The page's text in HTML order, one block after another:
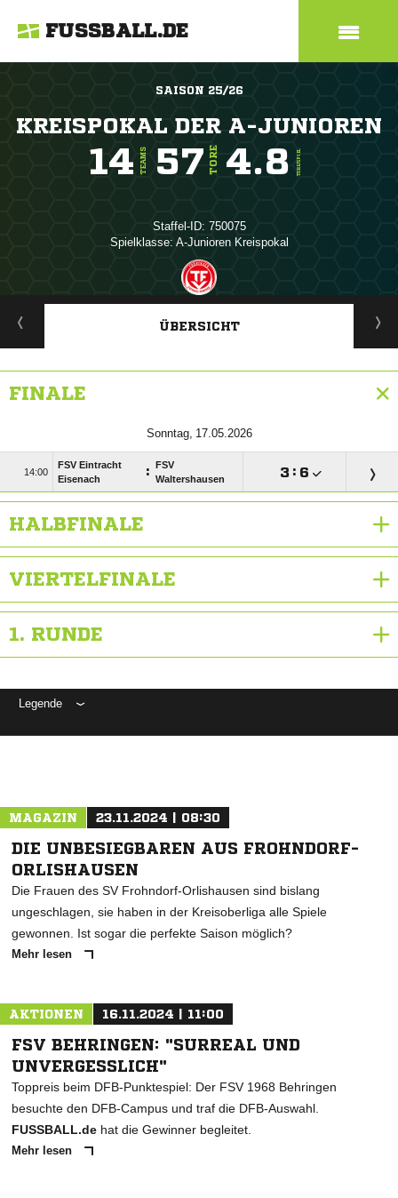
FUSSBALL.DE
SAISON 25/26
KREISPOKAL DER A-JUNIOREN
14 TEAMS 57 TORE 4.8 TORE/SPIEL
Staffel-ID: 750075
Spielklasse: A-Junioren Kreispokal
ANZEIGE
ÜBERSICHT
FINALE
 

FSV Eintracht
Eisenach
: FSV
Waltershausen
 : 
HALBFINALE
VIERTELFINALE
1. RUNDE
Legende
MAGAZIN 23.11.2024 | 08:30
DIE UNBESIEGBAREN AUS FROHNDORF-
ORLISHAUSEN
Die Frauen des SV Frohndorf-Orlishausen sind bislang
ungeschlagen, sie haben in der Kreisoberliga alle Spiele
gewonnen. Ist sogar die perfekte Saison möglich?
Mehr lesen
AKTIONEN 16.11.2024 | 11:00
FSV BEHRINGEN: "SURREAL UND
UNVERGESSLICH"
Toppreis beim DFB-Punktespiel: Der FSV 1968 Behringen
besuchte den DFB-Campus und traf die DFB-Auswahl.
FUSSBALL.de hat die Gewinner begleitet.
Mehr lesen